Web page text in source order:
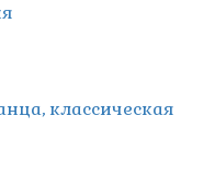
классическая